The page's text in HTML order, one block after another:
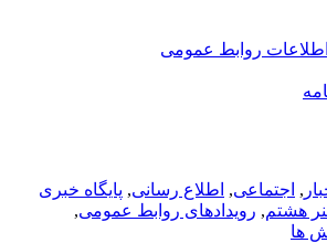
اطلاعات روابط عمومی
, اجتماعی, اطلاع رسانی, پایگاه خبری
هشتم, رویدادهای روابط عمومی,
ها